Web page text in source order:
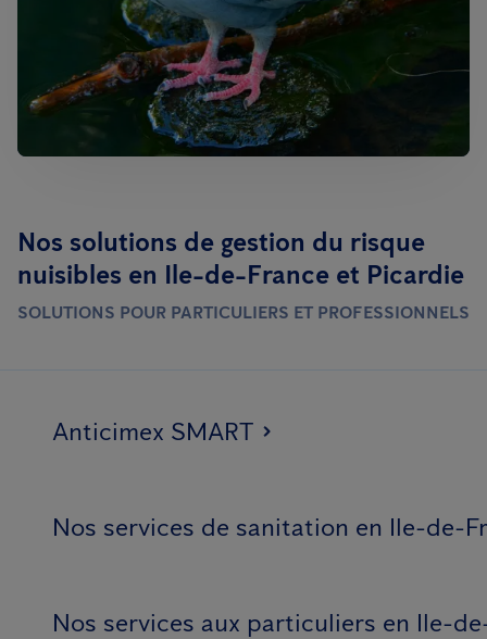
Nos solutions de gestion du risque
nuisibles en Ile-de-France et Picardie
SOLUTIONS POUR PARTICULIERS ET PROFESSIONNELS
Anticimex SMART
Nos services de sanitation en Ile-de-
Nos services aux particuliers en Ile-